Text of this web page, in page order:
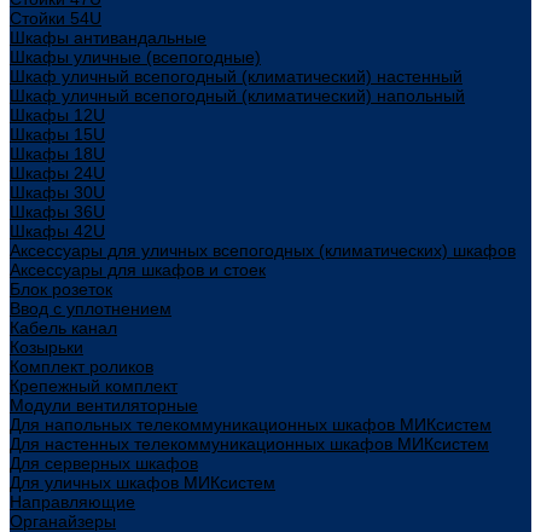
Стойки 54U
Шкафы антивандальные
Шкафы уличные (всепогодные)
Шкаф уличный всепогодный (климатический) настенный
Шкаф уличный всепогодный (климатический) напольный
Шкафы 12U
Шкафы 15U
Шкафы 18U
Шкафы 24U
Шкафы 30U
Шкафы 36U
Шкафы 42U
Аксессуары для уличных всепогодных (климатических) шкафов
Аксессуары для шкафов и стоек
Блок розеток
Ввод с уплотнением
Кабель канал
Козырьки
Комплект роликов
Крепежный комплект
Модули вентиляторные
Для напольных телекоммуникационных шкафов МИКсистем
Для настенных телекоммуникационных шкафов МИКсистем
Для серверных шкафов
Для уличных шкафов МИКсистем
Направляющие
Органайзеры